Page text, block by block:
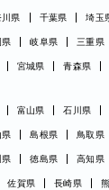
川県 千葉県 埼玉
県 岐阜県 三重県
宮城県 青森県
富山県 石川県
県 島根県 鳥取県
県 徳島県 高知県
佐賀県 長崎県